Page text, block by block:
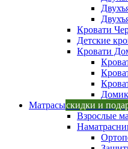
Кровати
Детские
Кровати
Матрасыскидки и
Взрослые